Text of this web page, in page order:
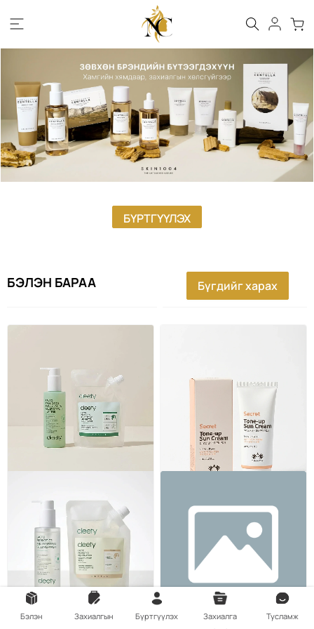
БҮРТГҮҮЛЭХ
БЭЛЭН БАРАА Бүгдийг харах
Бэлэн Захиалгын Бүртгүүлэх
Захиалга
Тусламж